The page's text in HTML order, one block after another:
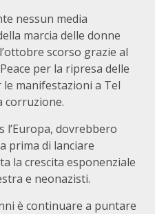
nessun media
marcia delle donne
scorso grazie al
per la ripresa delle
manifestazioni a Tel
corruzione.
l’Europa, dovrebbero
prima di lanciare
la crescita esponenziale
e neonazisti.
è continuare a puntare